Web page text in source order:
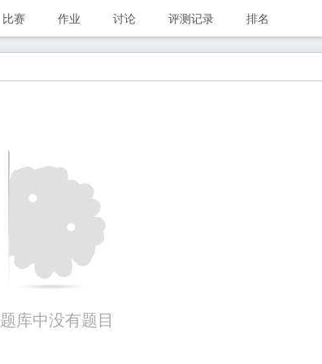
比赛 作业 讨论 评测记录 排名
题库中没有题目